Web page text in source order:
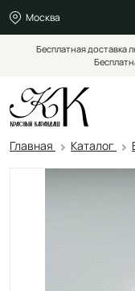
Москва
Бесплатная доставка
Главная Каталог